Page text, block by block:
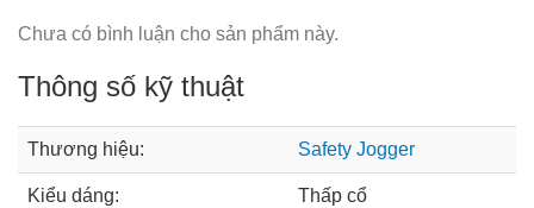
Chưa có bình luận cho sản phẩm này.
Thông số kỹ thuật
Thương hiệu: Safety Jogger
Kiểu dáng: Thấp cổ